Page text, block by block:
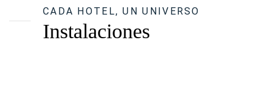
CADA HOTEL, UN UNIVERSO
Instalaciones